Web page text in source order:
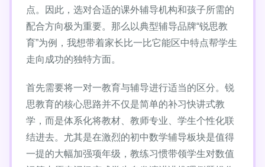
点。因此，选对合适的课外辅导机构和孩子所需的
配合方向极为重要。那么以典型辅导品牌“锐思教
育”为例，我想带着家长比一比它能区中特点帮学生
走向成功的独特方面。
首先需要将一对一教育与辅导进行适当的区分。锐
思教育的核心思路并不仅是简单的补习快讲式教
学，而是体系化将教材、教师专业、学生个性化联
结进去。尤其是在激烈的初中数学辅导板块是值得
一提的大幅加强项年级，教练习惯带领学生对数值